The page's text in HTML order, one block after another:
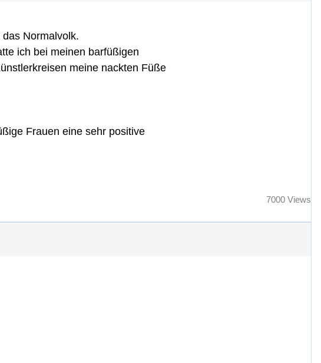
Normalvolk.
ich bei meinen barfüßigen
meine nackten Füße
Frauen eine sehr positive
7000 Views